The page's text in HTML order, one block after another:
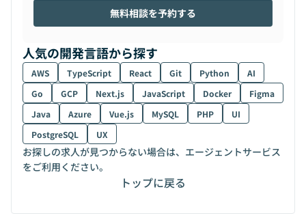
無料相談を予約する
人気の開発言語から探す
AWS TypeScript React Git Python
AI
Go
GCP Next.js JavaScript Docker
Figma
Java
Azure Vue.js MySQL PHP
UI
PostgreSQL
UX
お探しの求人が見つからない場合は、エージェントサービス
をご利用ください。
トップに戻る